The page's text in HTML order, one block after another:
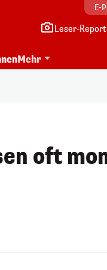
E-
Leser-
Mehr
oft